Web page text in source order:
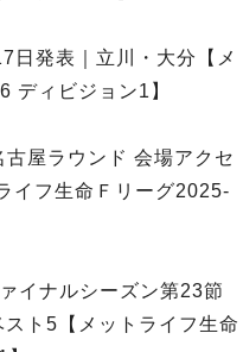
カップ 2026
グ
発表｜立川・大分【メ
ディビジョン1】
屋ラウンド 会場アクセ
イフ生命Ｆリーグ2025-
イナルシーズン第23節
ト5【メットライフ生命